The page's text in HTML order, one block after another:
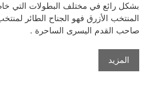
بشكل رائع في مختلف البطولات التي
المنتخب الأزرق فهو الجناح الطائر
صاحب القدم اليسرى الساحرة .
المزيد
الكرة